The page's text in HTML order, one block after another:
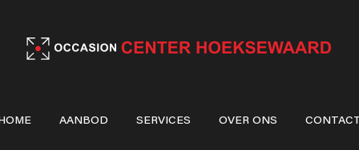
AANBOD SERVICES OVER ONS